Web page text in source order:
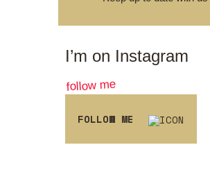
I’m on Instagram
follow me
FOLLOW ME